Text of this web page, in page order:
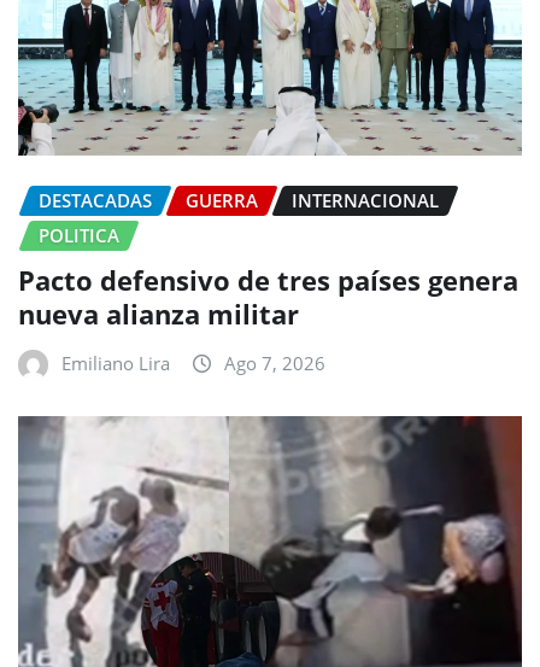
DESTACADAS GUERRA
INTERNACIONAL
POLITICA
Pacto defensivo de tres países genera
nueva alianza militar
Emiliano Lira Ago 7, 2026